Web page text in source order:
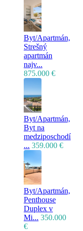
Byt/Apartmán,
Strešný
apartmán
najv...
875.000 €
Byt/Apartmán,
Byt na
medziposchodí
... 359.000 €
Byt/Apartmán,
Penthouse
Duplex v
Mi... 350.000
€